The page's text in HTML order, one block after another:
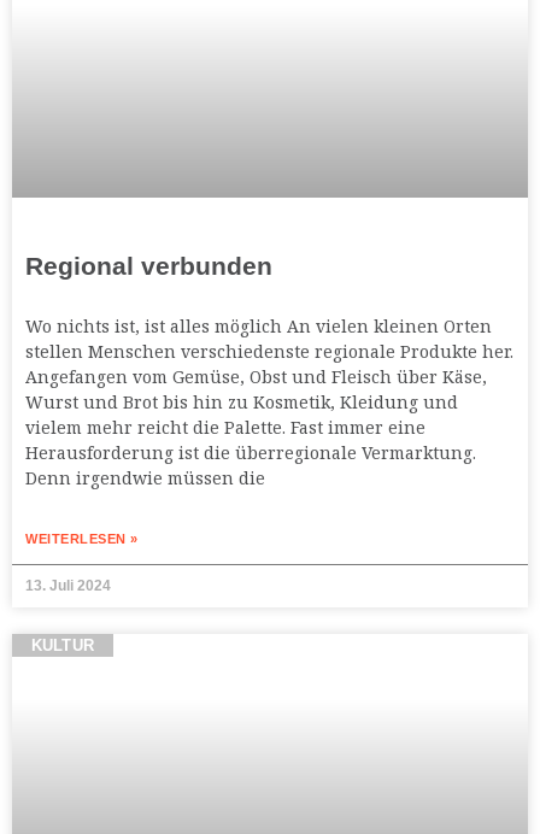
Regional verbunden
Wo nichts ist, ist alles möglich An vielen kleinen Orten
stellen Menschen verschiedenste regionale Produkte her.
Angefangen vom Gemüse, Obst und Fleisch über Käse,
Wurst und Brot bis hin zu Kosmetik, Kleidung und
vielem mehr reicht die Palette. Fast immer eine
Herausforderung ist die überregionale Vermarktung.
Denn irgendwie müssen die
WEITERLESEN »
13. Juli 2024
KULTUR